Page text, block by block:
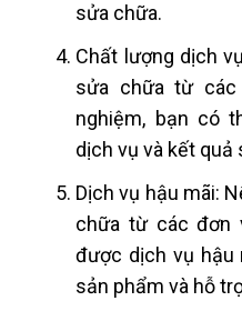
sửa chữa.
Chất lượng dịch
sửa chữa từ
nghiệm, bạn có
dịch vụ và kết quả
Dịch vụ hậu mãi:
chữa từ các đơn
được dịch vụ hậu
sản phẩm và hỗ